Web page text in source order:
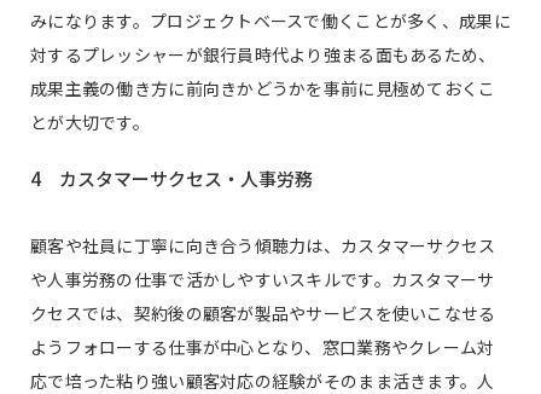
みになります。プロジェクトベースで働くことが多く、成果に
対するプレッシャーが銀行員時代より強まる面もあるため、
成果主義の働き方に前向きかどうかを事前に見極めておくこ
とが大切です。
4 カスタマーサクセス・人事労務
顧客や社員に丁寧に向き合う傾聴力は、カスタマーサクセス
や人事労務の仕事で活かしやすいスキルです。カスタマーサ
クセスでは、契約後の顧客が製品やサービスを使いこなせる
ようフォローする仕事が中心となり、窓口業務やクレーム対
応で培った粘り強い顧客対応の経験がそのまま活きます。人